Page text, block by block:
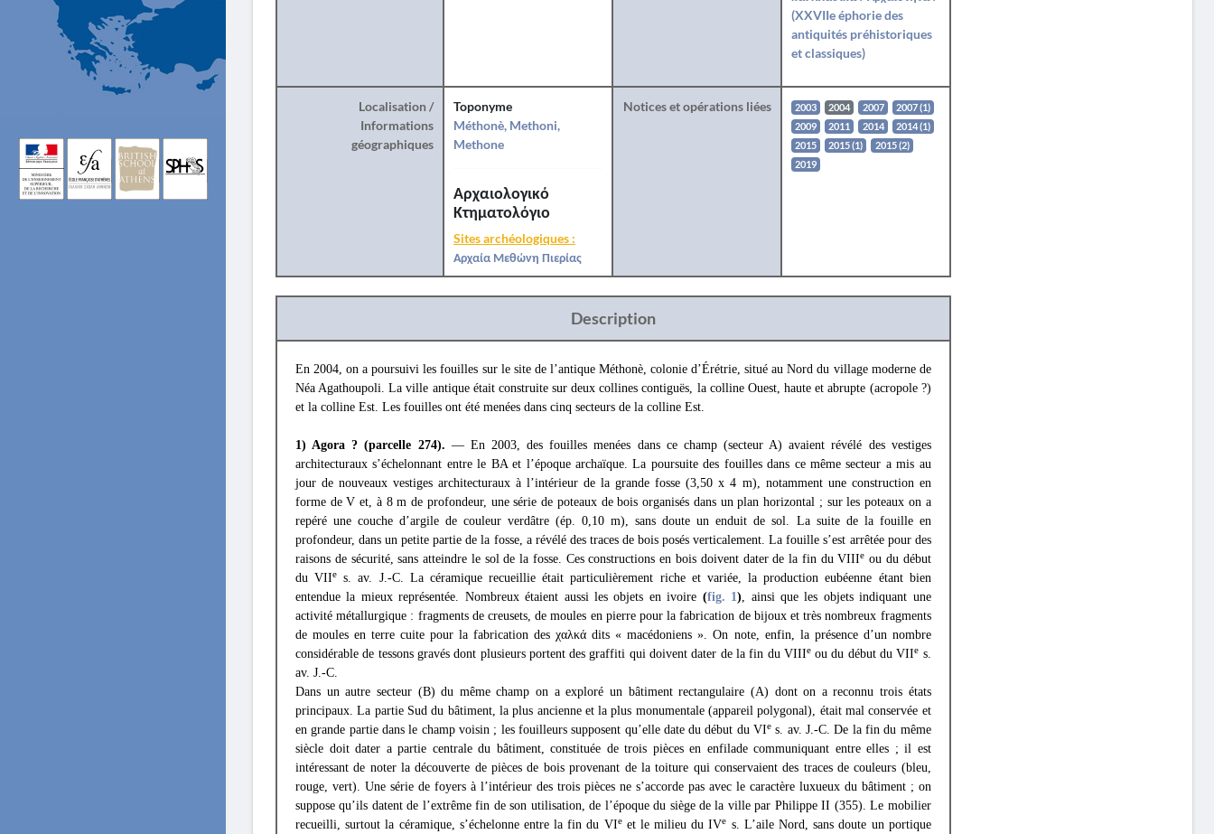
(XXVIIe éphorie des
antiquités préhistoriques
et classiques)
Localisation /
Informations
géographiques
Toponyme
Méthonè, Methoni,
Methone
Αρχαιολογικό
Κτηματολόγιο
Sites archéologiques :
Αρχαία Μεθώνη Πιερίας
Notices et opérations liées 2003 2004 2007
2007 (1)
2009
2011 2014
2014 (1)
2015
2015 (1)
2015 (2)
2019
Description
En 2004, on a poursuivi les fouilles sur le site de l’antique Méthonè, colonie d’Érétrie, situé au Nord du village moderne de
Néa Agathoupoli. La ville antique était construite sur deux collines contiguës, la colline Ouest, haute et abrupte (acropole ?)
et la colline Est. Les fouilles ont été menées dans cinq secteurs de la colline Est.
1) Agora ? (parcelle 274). — En 2003, des fouilles menées dans ce champ (secteur A) avaient révélé des vestiges
architecturaux s’échelonnant entre le BA et l’époque archaïque. La poursuite des fouilles dans ce même secteur a mis au
jour de nouveaux vestiges architecturaux à l’intérieur de la grande fosse (3,50 x 4 m), notamment une construction en
forme de V et, à 8 m de profondeur, une série de poteaux de bois organisés dans un plan horizontal ; sur les poteaux on a
repéré une couche d’argile de couleur verdâtre (ép. 0,10 m), sans doute un enduit de sol. La suite de la fouille en
profondeur, dans un petite partie de la fosse, a révélé des traces de bois posés verticalement. La fouille s’est arrêtée pour des
raisons de sécurité, sans atteindre le sol de la fosse. Ces constructions en bois doivent dater de la fin du VIIIe ou du début
du VIIe
s. av. J.-C. La céramique recueillie était particulièrement riche et variée, la production eubéenne étant bien
entendue la mieux représentée. Nombreux étaient aussi les objets en ivoire (fig. 1), ainsi que les objets indiquant une
activité métallurgique : fragments de creusets, de moules en pierre pour la fabrication de bijoux et très nombreux fragments
de moules en terre cuite pour la fabrication des χαλκά dits « macédoniens ». On note, enfin, la présence d’un nombre
considérable de tessons gravés dont plusieurs portent des graffiti qui doivent dater de la fin du VIIIeou du début du VIIe s.
av. J.-C.
Dans un autre secteur (B) du même champ on a exploré un bâtiment rectangulaire (A) dont on a reconnu trois états
principaux. La partie Sud du bâtiment, la plus ancienne et la plus monumentale (appareil polygonal), était mal conservée et
en grande partie dans le champ voisin ; les fouilleurs supposent qu’elle date du début du VIe s. av. J.-C. De la fin du même
siècle doit dater a partie centrale du bâtiment, constituée de trois pièces en enfilade communiquant entre elles ; il est
intéressant de noter la découverte de pièces de bois provenant de la toiture qui conservaient des traces de couleurs (bleu,
rouge, vert). Une série de foyers à l’intérieur des trois pièces ne s’accorde pas avec le caractère luxueux du bâtiment ; on
suppose qu’ils datent de l’extrême fin de son utilisation, de l’époque du siège de la ville par Philippe II (355). Le mobilier
recueilli, surtout la céramique, s’échelonne entre la fin du VIeet le milieu du IVe s. L’aile Nord, sans doute un portique